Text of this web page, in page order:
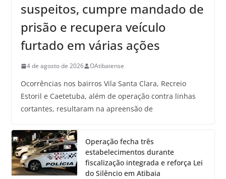
suspeitos, cumpre mandado de
prisão e recupera veículo
furtado em várias ações
4 de agosto de 2026 OAtibaiense
Ocorrências nos bairros Vila Santa Clara, Recreio
Estoril e Caetetuba, além de operação contra linhas
cortantes, resultaram na apreensão de
Operação fecha três
estabelecimentos durante
fiscalização integrada e reforça Lei
do Silêncio em Atibaia